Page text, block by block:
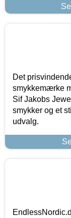
Det
smykkemærke
Sif Jakobs
smykker og et
udvalg.